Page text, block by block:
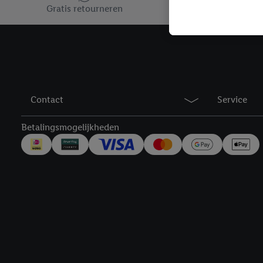
Gratis retourneren
Contact Service
Betalingsmogelijkheden
Als je hiervoor
eerder interesse hebt
maar het niet te
Lidl-diensten worden
mailadres en met
Door te klikken op
technieken worden
Door op "Akkoord" te
inclusief over de